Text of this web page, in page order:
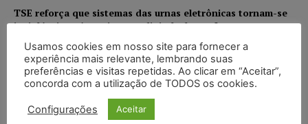
TSE reforça que sistemas das urnas eletrônicas tornam-se
invioláveis após assinatura digital e lacração
NOTÍCIAS 06/08/2026
STF inicia julgamento sobre constitucionalidade da
proibição dos jogos de azar no Brasil
NOTÍCIAS 06/08/2026
Usamos cookies em nosso site para fornecer a
experiência mais relevante, lembrando suas
preferências e visitas repetidas. Ao clicar em “Aceitar”,
concorda com a utilização de TODOS os cookies.
Configurações Aceitar